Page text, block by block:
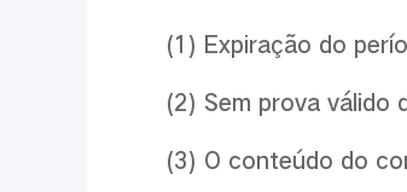
(1) Expiração do
(2) Sem prova válido
(3) O conteúdo do